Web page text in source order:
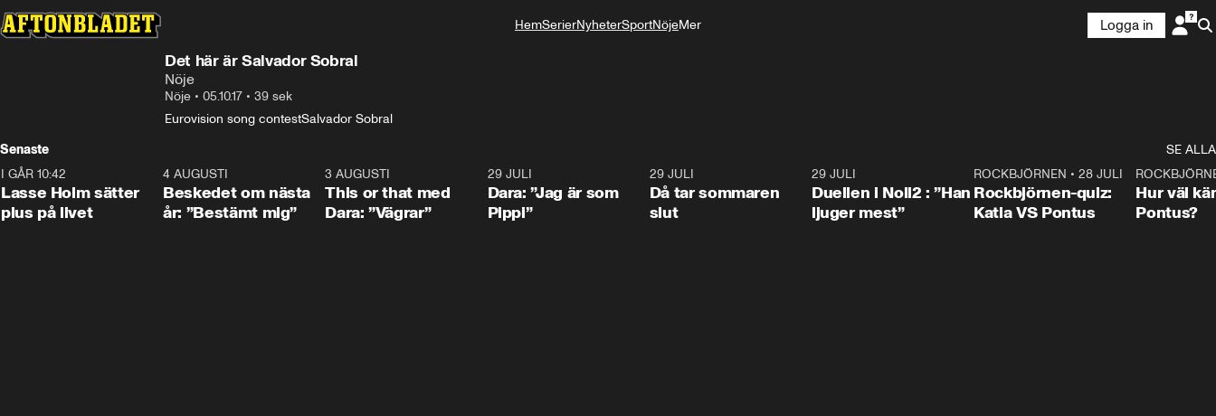
HemSerierNyheterSportNöjeMer
Logga in
Det här är Salvador Sobral
Nöje
Nöje • 05.10.17 • 39 sek
Eurovision song contestSalvador Sobral
Senaste
SE ALLA
1:04
I GÅR 10:42
Lasse Holm sätter
plus på livet
0:24
4 AUGUSTI
Beskedet om nästa
år: ”Bestämt mig”
3 AUGUSTI
This or that med
Dara: ”Vägrar”
29 JULI
Dara: ”Jag är som
Pippi”
29 JULI
Då tar sommaren
slut
29 JULI
Duellen i Noll2 : ”Han
ljuger mest”
0:15
ROCKBJÖRNEN •28 JULI
Rockbjörnen-quiz:
Katia VS Pontus
Hur väl
Pontus?